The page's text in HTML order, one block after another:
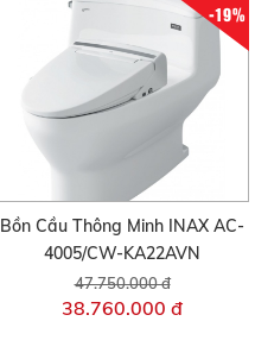
-19%
Bồn Cầu Thông Minh INAX AC-
4005/CW-KA22AVN
47.750.000 đ
38.760.000 đ